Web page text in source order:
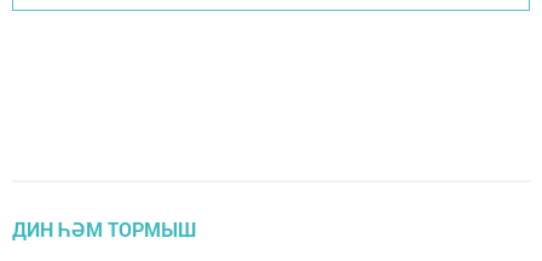
ДИН ҺӘМ ТОРМЫШ